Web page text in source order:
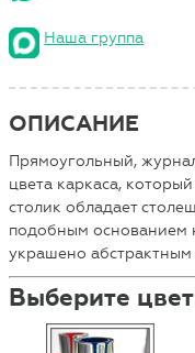
Наша группа
ОПИСАНИЕ
Прямоугольный,
цвета каркаса,
столик обладает
подобным основанием
украшено
Выберите